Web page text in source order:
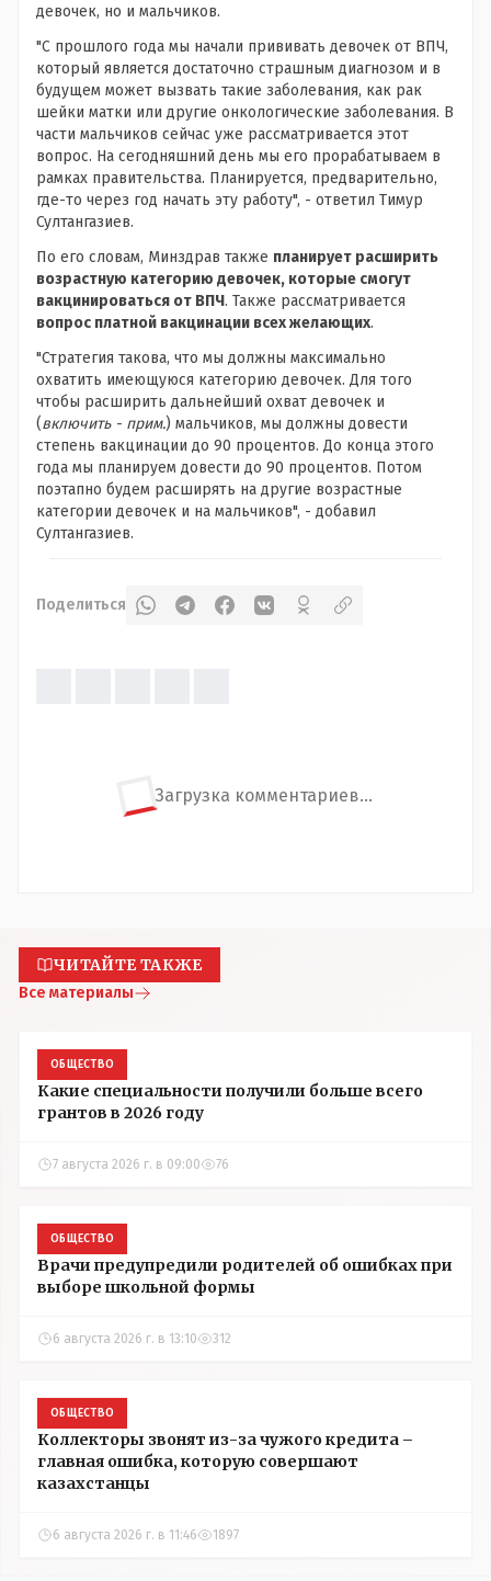
девочек, но и мальчиков.
"С прошлого года мы начали прививать девочек от ВПЧ,
который является достаточно страшным диагнозом и в
будущем может вызвать такие заболевания, как рак
шейки матки или другие онкологические заболевания. В
части мальчиков сейчас уже рассматривается этот
вопрос. На сегодняшний день мы его прорабатываем в
рамках правительства. Планируется, предварительно,
где-то через год начать эту работу", - ответил Тимур
Султангазиев.
По его словам, Минздрав также планирует расширить
возрастную категорию девочек, которые смогут
вакцинироваться от ВПЧ. Также рассматривается
вопрос платной вакцинации всех желающих.
"Стратегия такова, что мы должны максимально
охватить имеющуюся категорию девочек. Для того
чтобы расширить дальнейший охват девочек и
(включить - прим.) мальчиков, мы должны довести
степень вакцинации до 90 процентов. До конца этого
года мы планируем довести до 90 процентов. Потом
поэтапно будем расширять на другие возрастные
категории девочек и на мальчиков", - добавил
Султангазиев.
Поделиться
Загрузка комментариев...
ЧИТАЙТЕ ТАКЖЕ
Все материалы
ОБЩЕСТВО
Какие специальности получили больше всего
грантов в 2026 году
7 августа 2026 г. в 09:00 76
ОБЩЕСТВО
Врачи предупредили родителей об ошибках при
выборе школьной формы
6 августа 2026 г. в 13:10 312
ОБЩЕСТВО
Коллекторы звонят из-за чужого кредита –
главная ошибка, которую совершают
казахстанцы
6 августа 2026 г. в 11:46 1897